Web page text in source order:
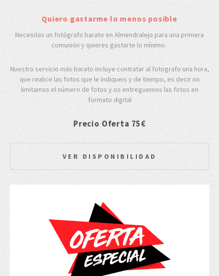
Quiero gastarme lo menos posible
Necesitas un fotógrafo barato en Almendralejo para una primera
comunión y quieres gastarte lo mínimo.
Nuestro servicio más barato incluye contratar al fotografo una hora,
que realice las fotos que le indiqueis y de tiempo, es decir no
limitamos el número de fotos y os entreguemos las fotos en
formato digital
Precio Oferta 75€
VER DISPONIBILIDAD